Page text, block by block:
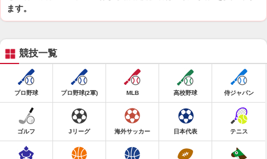
ます。
競技一覧
プロ野球 プロ野球(2軍) MLB 高校野球 侍ジャパン
ゴルフ Jリーグ 海外サッカー 日本代表 テニス